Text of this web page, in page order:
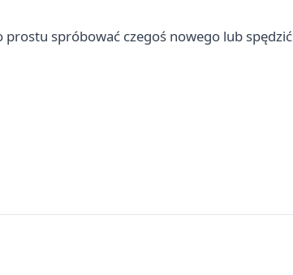
spróbować czegoś nowego lub spędzić